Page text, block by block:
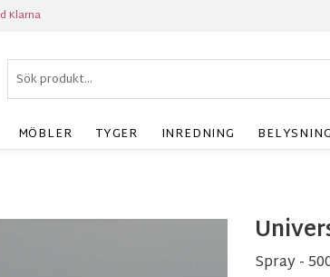
Klarna
MÖBLER TYGER INREDNING BELYSNING
Spray -